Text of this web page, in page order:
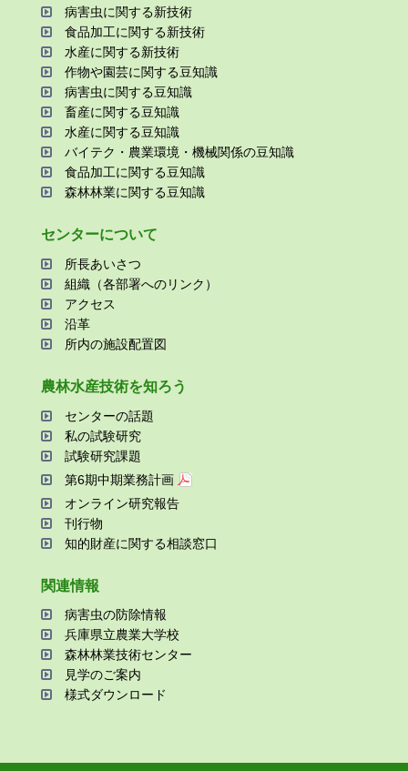
病害⾍に関する新技術
⾷品加⼯に関する新技術
⽔産に関する新技術
作物や園芸に関する⾖知識
病害⾍に関する⾖知識
畜産に関する⾖知識
⽔産に関する⾖知識
バイテク・農業環境・機械関係の⾖知識
⾷品加⼯に関する⾖知識
森林林業に関する⾖知識
センターについて
所⻑あいさつ
組織（各部署へのリンク）
アクセス
沿⾰
所内の施設配置図
農林⽔産技術を知ろう
センターの話題
私の試験研究
試験研究課題
第6期中期業務計画
オンライン研究報告
刊⾏物
知的財産に関する相談窓⼝
関連情報
病害⾍の防除情報
兵庫県⽴農業⼤学校
森林林業技術センター
⾒学のご案内
様式ダウンロード